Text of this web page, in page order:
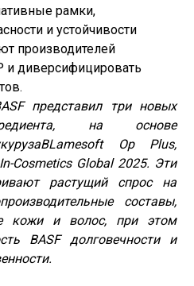
рамки,
и устойчивости
производителей
и диверсифицировать
представил три новых
на основе
ВLamesoft Op Plus,
Cosmetics Global 2025. Эти
растущий спрос на
составы,
кожи и волос, при этом
BASF долговечности и